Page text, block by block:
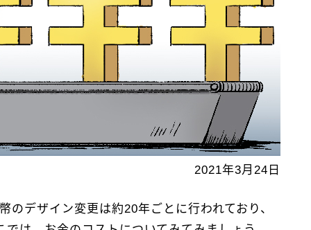
2021年3月24日
デザイン変更は約20年ごとに行われており、